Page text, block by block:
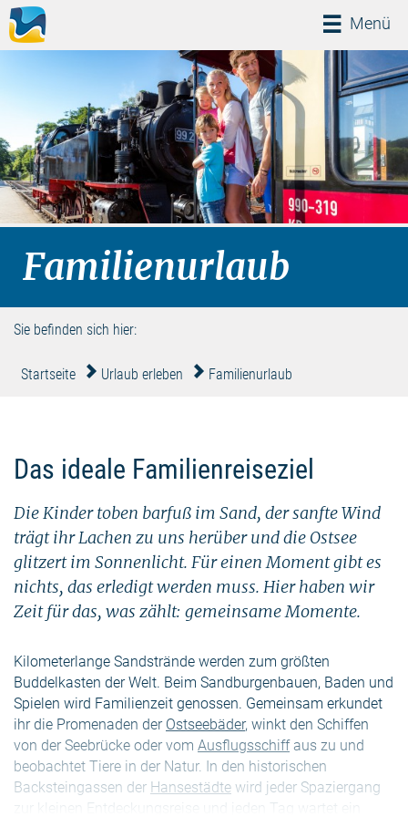
Menü
Menü
Familienurlaub
Sie befinden sich hier:
Startseite Urlaub erleben Familienurlaub
Das ideale Familienreiseziel
Die Kinder toben barfuß im Sand, der sanfte Wind
trägt ihr Lachen zu uns herüber und die Ostsee
glitzert im Sonnenlicht. Für einen Moment gibt es
nichts, das erledigt werden muss. Hier haben wir
Zeit für das, was zählt: gemeinsame Momente.
Kilometerlange Sandstrände werden zum größten
Buddelkasten der Welt. Beim Sandburgenbauen, Baden und
Spielen wird Familienzeit genossen. Gemeinsam erkundet
ihr die Promenaden der Ostseebäder, winkt den Schiffen
von der Seebrücke oder vom Ausflugsschiffaus zu und
beobachtet Tiere in der Natur. In den historischen
Backsteingassen der Hansestädte wird jeder Spaziergang
zur kleinen Entdeckungsreise und jeden Tag wartet ein